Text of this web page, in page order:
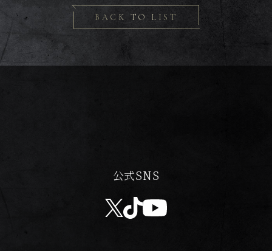
BACK TO LIST
公式SNS